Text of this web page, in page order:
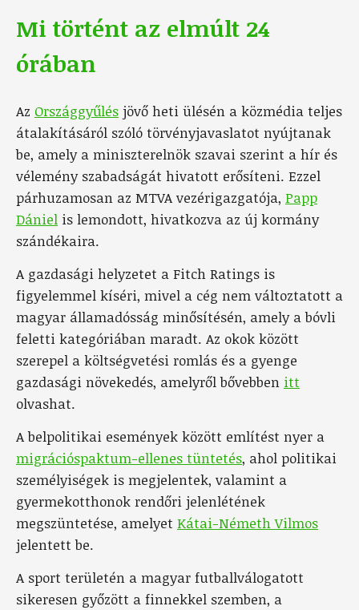
Mi történt az elmúlt 24
órában
Az Országgyűlés jövő heti ülésén a közmédia teljes
átalakításáról szóló törvényjavaslatot nyújtanak
be, amely a miniszterelnök szavai szerint a hír és
vélemény szabadságát hivatott erősíteni. Ezzel
párhuzamosan az MTVA vezérigazgatója, Papp
Dániel is lemondott, hivatkozva az új kormány
szándékaira.
A gazdasági helyzetet a Fitch Ratings is
figyelemmel kíséri, mivel a cég nem változtatott a
magyar államadósság minősítésén, amely a bóvli
feletti kategóriában maradt. Az okok között
szerepel a költségvetési romlás és a gyenge
gazdasági növekedés, amelyről bővebben itt
olvashat.
A belpolitikai események között említést nyer a
migrációspaktum-ellenes tüntetés, ahol politikai
személyiségek is megjelentek, valamint a
gyermekotthonok rendőri jelenlétének
megszüntetése, amelyet Kátai-Németh Vilmos
jelentett be.
A sport területén a magyar futballválogatott
sikeresen győzött a finnekkel szemben, a